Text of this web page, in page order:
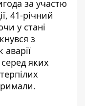
за участю
41-річний
у стані
з
яких